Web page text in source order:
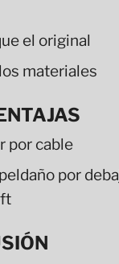
el original
materiales
por cable
por